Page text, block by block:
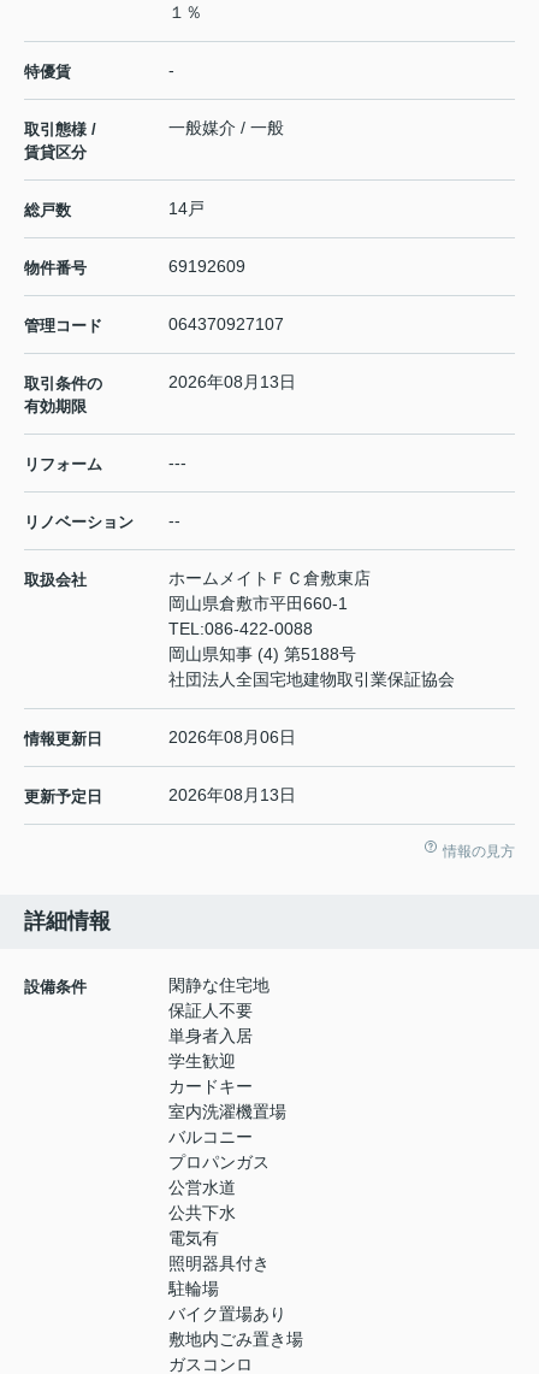
１％
特優賃 -
取引態様 /
賃貸区分
一般媒介 / 一般
総戸数 14戸
物件番号 69192609
管理コード 064370927107
取引条件の
有効期限
2026年08月13日
リフォーム ---
リノベーション --
取扱会社
ホームメイトＦＣ倉敷東店
岡山県倉敷市平田660-1
TEL:086-422-0088
岡山県知事 (4) 第5188号
社団法人全国宅地建物取引業保証協会
情報更新日 2026年08月06日
更新予定日 2026年08月13日
情報の見方
詳細情報
設備条件
閑静な住宅地
保証人不要
単身者入居
学生歓迎
カードキー
室内洗濯機置場
バルコニー
プロパンガス
公営水道
公共下水
電気有
照明器具付き
駐輪場
バイク置場あり
敷地内ごみ置き場
ガスコンロ